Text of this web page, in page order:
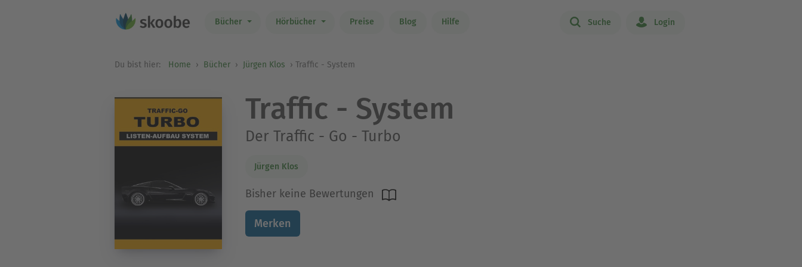
Bücher Hörbücher Preise Blog Hilfe Suche Login
Du bist hier: Home Bücher Jürgen Klos Traffic - System
Traffic - System
Der Traffic - Go - Turbo
Jürgen Klos
Bisher keine Bewertungen
Merken